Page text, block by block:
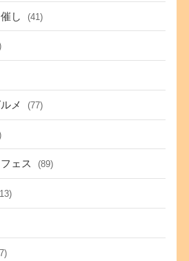
し (41)
メ (77)
ェス (89)